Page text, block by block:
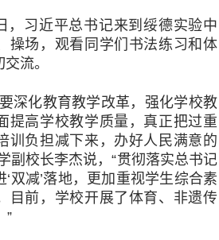
，习近平总书记来到绥德实验中
操场，观看同学们书法练习和体
流。
深化教育教学改革，强化学校教
提高学校教学质量，真正把过重
训负担减下来，办好人民满意的
副校长李杰说，“贯彻落实总书记
双减’落地，更加重视学生综合素
目前，学校开展了体育、非遗传
”